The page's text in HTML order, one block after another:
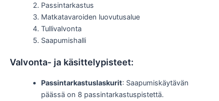
Passintarkastus
Matkatavaroiden luovutusalue
Tullivalvonta
Saapumishalli
Valvonta- ja käsittelypisteet:
Passintarkastuslaskurit: Saapumiskäytävän
päässä on 8 passintarkastuspistettä.